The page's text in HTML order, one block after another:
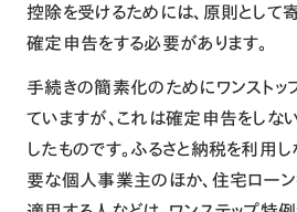
控除を受けるためには、原則として
確定申告をする必要があります。
手続きの簡素化のためにワンスト
ていますが、これは確定申告をし
したものです。ふるさと納税を利用
要な個人事業主のほか、住宅ロー